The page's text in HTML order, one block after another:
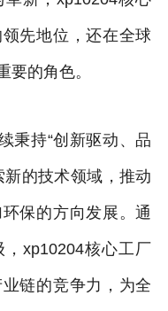
先地位，还在全球
要的角色。
秉持“创新驱动、品
新的技术领域，推动
保的方向发展。通
xp10204核心工厂
链的竞争力，为全